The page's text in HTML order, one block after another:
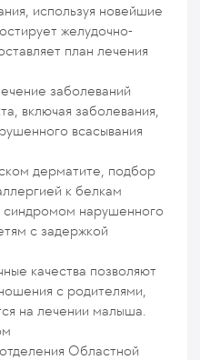
используя новейшие
желудочно-
план лечения
заболеваний
включая заболевания,
всасывания
дерматите, подбор
к белкам
синдромом нарушенного
с задержкой
качества позволяют
с родителями,
на лечении малыша.
Областной